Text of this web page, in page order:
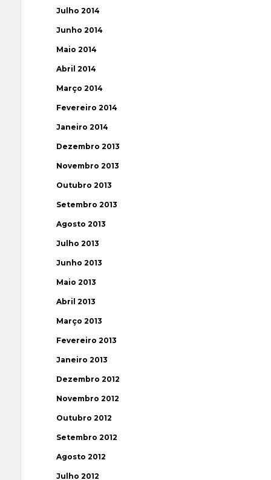
Julho 2014
Junho 2014
Maio 2014
Abril 2014
Março 2014
Fevereiro 2014
Janeiro 2014
Dezembro 2013
Novembro 2013
Outubro 2013
Setembro 2013
Agosto 2013
Julho 2013
Junho 2013
Maio 2013
Abril 2013
Março 2013
Fevereiro 2013
Janeiro 2013
Dezembro 2012
Novembro 2012
Outubro 2012
Setembro 2012
Agosto 2012
Julho 2012